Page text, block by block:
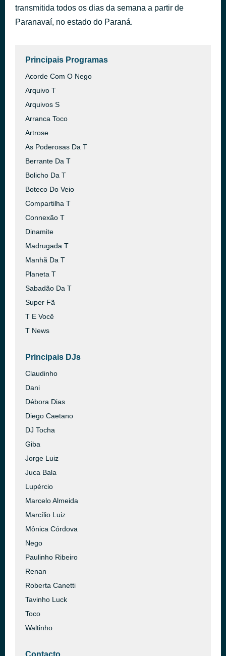
transmitida todos os dias da semana a partir de
Paranavaí, no estado do Paraná.
Principais Programas
Acorde Com O Nego
Arquivo T
Arquivos S
Arranca Toco
Artrose
As Poderosas Da T
Berrante Da T
Bolicho Da T
Boteco Do Veio
Compartilha T
Connexão T
Dinamite
Madrugada T
Manhã Da T
Planeta T
Sabadão Da T
Super Fã
T E Você
T News
Principais DJs
Claudinho
Dani
Débora Dias
Diego Caetano
DJ Tocha
Giba
Jorge Luiz
Juca Bala
Lupércio
Marcelo Almeida
Marcílio Luiz
Mônica Córdova
Nego
Paulinho Ribeiro
Renan
Roberta Canetti
Tavinho Luck
Toco
Waltinho
Contacto